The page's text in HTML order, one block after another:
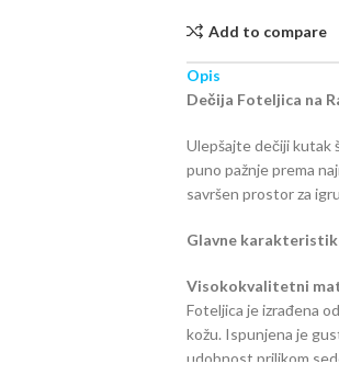
Add to compare
Opis
Dečija Foteljica na
Ulepšajte dečiji kutak
puno pažnje prema
savršen prostor za
Glavne
Visokokvalitetni
Foteljica je izrađena
kožu. Ispunjena je
udobnost prilikom